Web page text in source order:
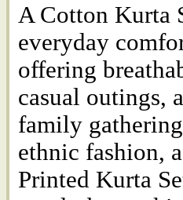
A Cotton Kurta
everyday
offering
casual outings,
family
ethnic fashion, a
Printed Kurta